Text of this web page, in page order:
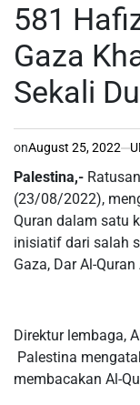
581
Gaza
Sekali
onAugust 25, 2022
Palestina,-
(23/08/2022),
Quran dalam satu
inisiatif dari salah
Gaza, Dar Al-
Direktur lembaga,
Palestina
membacakan Al-